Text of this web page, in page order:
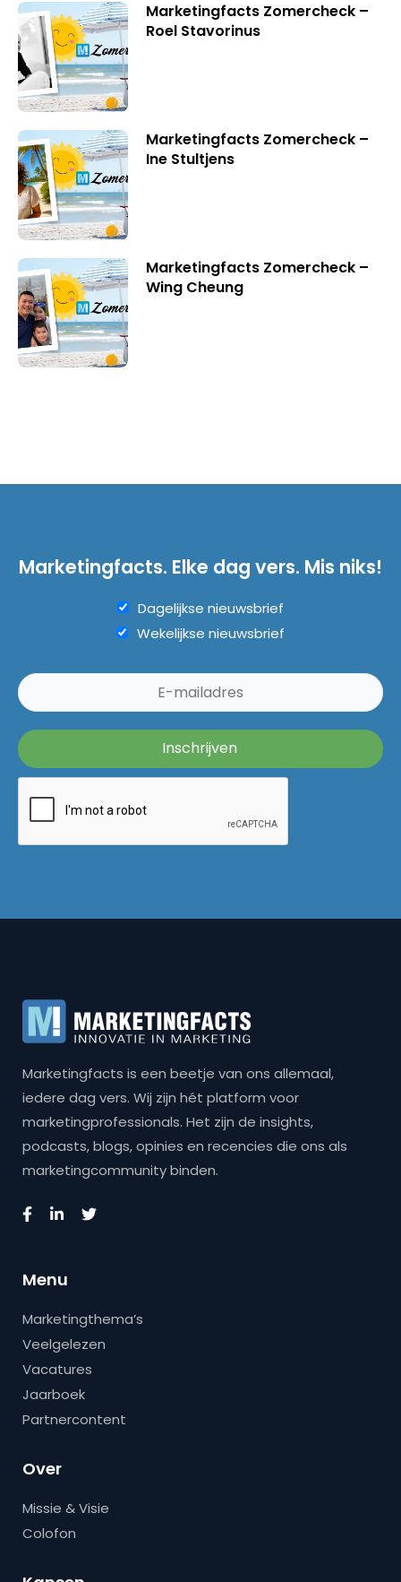
Marketingfacts Zomercheck –
Roel Stavorinus
Marketingfacts Zomercheck –
Ine Stultjens
Marketingfacts Zomercheck –
Wing Cheung
Marketingfacts. Elke dag vers. Mis niks!
Dagelijkse nieuwsbrief
Wekelijkse nieuwsbrief
Marketingfacts is een beetje van ons allemaal,
iedere dag vers. Wij zijn hét platform voor
marketingprofessionals. Het zijn de insights,
podcasts, blogs, opinies en recencies die ons als
marketingcommunity binden.
Menu
Marketingthema’s
Veelgelezen
Vacatures
Jaarboek
Partnercontent
Over
Missie & Visie
Colofon